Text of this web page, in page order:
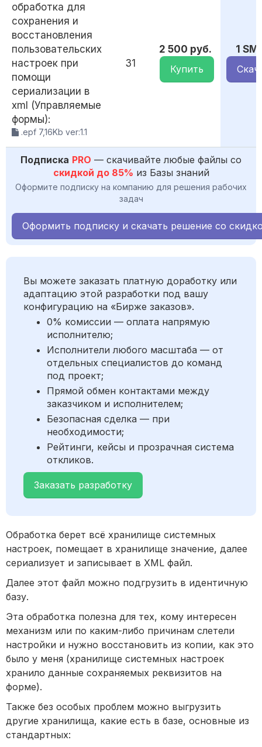
обработка для
сохранения и
восстановления
пользовательских
настроек при
помощи
сериализации в
xml (Управляемые
формы):
.epf 7,16Kb ver:1.1
31
2 500 руб.
Купить
1 SM
Подписка PRO — скачивайте любые файлы со
скидкой до 85% из Базы знаний
Оформите подписку на компанию для решения рабочих
задач
Оформить подписку и скачать решение со
Вы можете заказать платную доработку или
адаптацию этой разработки под вашу
конфигурацию на «Бирже заказов».
0% комиссии — оплата напрямую
исполнителю;
Исполнители любого масштаба — от
отдельных специалистов до команд
под проект;
Прямой обмен контактами между
заказчиком и исполнителем;
Безопасная сделка — при
необходимости;
Рейтинги, кейсы и прозрачная система
откликов.
Заказать разработку
Обработка берет всё хранилище системных
настроек, помещает в хранилище значение, далее
сериализует и записывает в XML файл.
Далее этот файл можно подгрузить в идентичную
базу.
Эта обработка полезна для тех, кому интересен
механизм или по каким-либо причинам слетели
настройки и нужно восстановить из копии, как это
было у меня (хранилище системных настроек
хранило данные сохраняемых реквизитов на
форме).
Также без особых проблем можно выгрузить
другие хранилища, какие есть в базе, основные из
стандартных: